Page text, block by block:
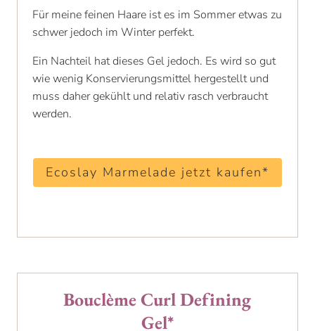
Für meine feinen Haare ist es im Sommer etwas zu
schwer jedoch im Winter perfekt.
Ein Nachteil hat dieses Gel jedoch. Es wird so gut
wie wenig Konservierungsmittel hergestellt und
muss daher gekühlt und relativ rasch verbraucht
werden.
Ecoslay Marmelade jetzt kaufen*
Bouclème Curl Defining
Gel*